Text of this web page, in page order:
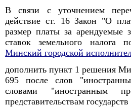
В связи с уточнением
действие ст. 16 Закон "О
размер платы за арендуемые
ставок земельного налога
Минский городской
дополнить пункт 1 решения
695 после слов
словами "иностранным
представительствам